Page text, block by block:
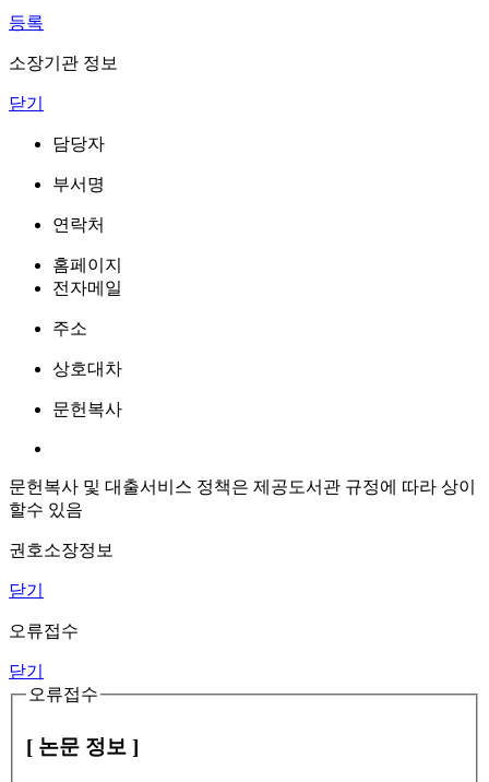
등록
소장기관 정보
닫기
담당자
부서명
연락처
홈페이지
전자메일
주소
상호대차
문헌복사
문헌복사 및 대출서비스 정책은 제공도서관 규정에 따라 상이
할수 있음
권호소장정보
닫기
오류접수
닫기
오류접수
[ 논문 정보 ]